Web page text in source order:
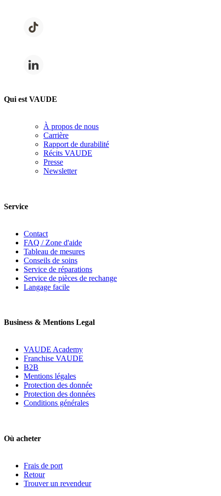
Qui est VAUDE
À propos de nous
Carrière
Rapport de durabilité
Récits VAUDE
Presse
Newsletter
Service
Contact
FAQ / Zone d'aide
Tableau de mesures
Conseils de soins
Service de réparations
Service de pièces de rechange
Langage facile
Business & Mentions Legal
VAUDE Academy
Franchise VAUDE
B2B
Mentions légales
Protection des donnée
Protection des données
Conditions générales
Où acheter
Frais de port
Retour
Trouver un revendeur